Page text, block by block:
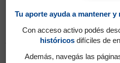
Tu aporte ayuda a mantener
Con acceso activo podés
históricos difíciles de
Además, navegás las